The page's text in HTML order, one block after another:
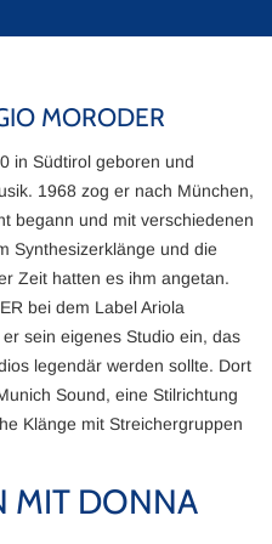
MORODER
in Südtirol geboren und
1968 zog er nach München,
begann und mit verschiedenen
Synthesizerklänge und die
Zeit hatten es ihm angetan.
bei dem Label Ariola
sein eigenes Studio ein, das
legendär werden sollte. Dort
Sound, eine Stilrichtung
Klänge mit Streichergruppen
MIT DONNA